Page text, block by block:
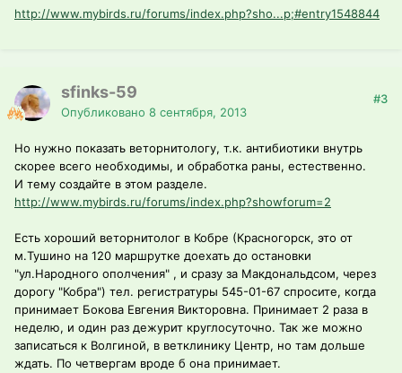
http://www.mybirds.ru/forums/index.php?sho...p;#entry1548844
sfinks-59
Опубликовано 8 сентября, 2013
#3
Но нужно показать веторнитологу, т.к. антибиотики внутрь
скорее всего необходимы, и обработка раны, естественно.
И тему создайте в этом разделе.
http://www.mybirds.ru/forums/index.php?showforum=2
Есть хороший веторнитолог в Кобре (Красногорск, это от
м.Тушино на 120 маршрутке доехать до остановки
"ул.Народного ополчения" , и сразу за Макдональдсом, через
дорогу "Кобра") тел. регистратуры 545-01-67 спросите, когда
принимает Бокова Евгения Викторовна. Принимает 2 раза в
неделю, и один раз дежурит круглосуточно. Так же можно
записаться к Волгиной, в ветклинику Центр, но там дольше
ждать. По четвергам вроде б она принимает.